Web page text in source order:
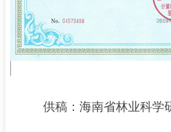
供稿：海南省林业科学